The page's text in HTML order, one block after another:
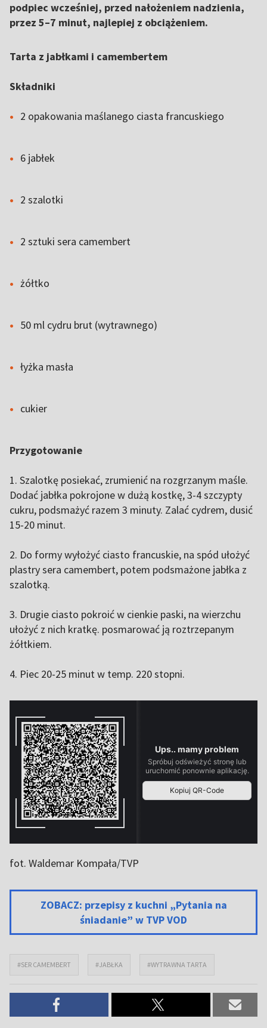
podpiec wcześniej, przed nałożeniem nadzienia,
przez 5–7 minut, najlepiej z obciążeniem.
Tarta z jabłkami i camembertem
Składniki
2 opakowania maślanego ciasta francuskiego
6 jabłek
2 szalotki
2 sztuki sera camembert
żółtko
50 ml cydru brut (wytrawnego)
łyżka masła
cukier
Przygotowanie
1. Szalotkę posiekać, zrumienić na rozgrzanym maśle.
Dodać jabłka pokrojone w dużą kostkę, 3-4 szczypty
cukru, podsmażyć razem 3 minuty. Zalać cydrem, dusić
15-20 minut.
2. Do formy wyłożyć ciasto francuskie, na spód ułożyć
plastry sera camembert, potem podsmażone jabłka z
szalotką.
3. Drugie ciasto pokroić w cienkie paski, na wierzchu
ułożyć z nich kratkę. posmarować ją roztrzepanym
żółtkiem.
4. Piec 20-25 minut w temp. 220 stopni.
fot. Waldemar Kompała/TVP
ZOBACZ: przepisy z kuchni „Pytania na
śniadanie” w TVP VOD
#SER CAMEMBERT #JABŁKA #WYTRAWNA TARTA